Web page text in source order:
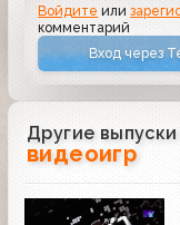
Войдите или
комментарий
Вход через
Другие
видеоигр